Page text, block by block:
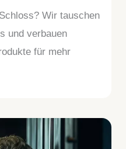
Wir tauschen
und verbauen
für mehr